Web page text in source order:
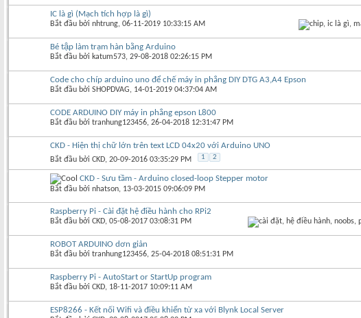
IC là gì (Mạch tích hợp là gì)
Bắt đầu bởi nhtrung‎, 06-11-2019 10:33:15 AM
Bé tập làm trạm hàn bằng Arduino
Bắt đầu bởi katum573‎, 29-08-2018 02:26:15 PM
Code cho chíp arduino uno để chế máy in phẳng DIY DTG A3,A4 Epson
Bắt đầu bởi SHOPDVAG‎, 14-01-2019 04:37:04 AM
CODE ARDUINO DIY máy in phẳng epson L800
Bắt đầu bởi tranhung123456‎, 26-04-2018 12:31:47 PM
CKD - Hiện thị chữ lớn trên text LCD 04x20 với Arduino UNO
Bắt đầu bởi CKD‎, 20-09-2016 03:35:29 PM 1 2
CKD - Sưu tầm - Arduino closed-loop Stepper motor
Bắt đầu bởi nhatson‎, 13-03-2015 09:06:09 PM
Raspberry Pi - Cài đặt hệ điều hành cho RPi2
Bắt đầu bởi CKD‎, 05-08-2017 03:08:31 PM
ROBOT ARDUINO dơn giản
Bắt đầu bởi tranhung123456‎, 25-04-2018 08:51:31 PM
Raspberry Pi - AutoStart or StartUp program
Bắt đầu bởi CKD‎, 18-11-2017 10:09:11 AM
ESP8266 - Kết nối Wifi và điều khiển từ xa với Blynk Local Server